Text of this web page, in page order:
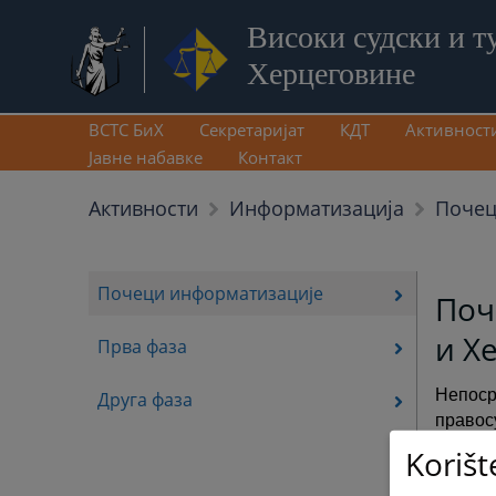
Високи судски и
Херцеговине
ВСТС БиХ Секретаријат КДТ
Јавне набавке
Контакт
Активности Информатизација
Почеци информатизације
Прва фаза
Друга фаза
и